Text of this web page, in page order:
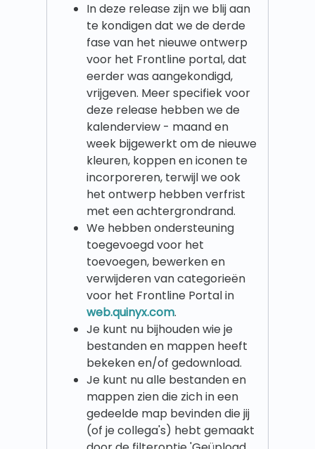
In deze release zijn we blij aan
te kondigen dat we de derde
fase van het nieuwe ontwerp
voor het Frontline portal, dat
eerder was aangekondigd,
vrijgeven. Meer specifiek voor
deze release hebben we de
kalenderview - maand en
week bijgewerkt om de nieuwe
kleuren, koppen en iconen te
incorporeren, terwijl we ook
het ontwerp hebben verfrist
met een achtergrondrand.
We hebben ondersteuning
toegevoegd voor het
toevoegen, bewerken en
verwijderen van categorieën
voor het Frontline Portal in
web.quinyx.com.
Je kunt nu bijhouden wie je
bestanden en mappen heeft
bekeken en/of gedownload.
Je kunt nu alle bestanden en
mappen zien die zich in een
gedeelde map bevinden die jij
(of je collega's) hebt gemaakt